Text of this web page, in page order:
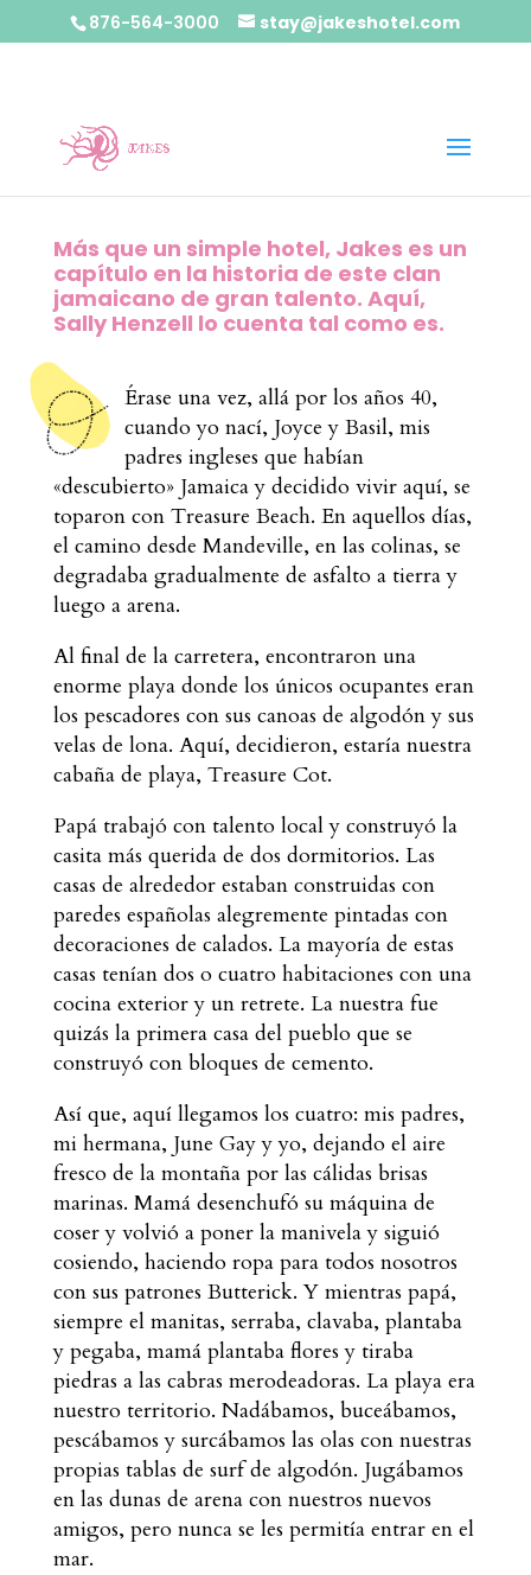
876-564-3000 stay@jakeshotel.com
Más que un simple hotel, Jakes es un
capítulo en la historia de este clan
jamaicano de gran talento. Aquí,
Sally Henzell lo cuenta tal como es.
Érase una vez, allá por los años 40,
cuando yo nací, Joyce y Basil, mis
padres ingleses que habían
«descubierto» Jamaica y decidido vivir aquí, se
toparon con Treasure Beach. En aquellos días,
el camino desde Mandeville, en las colinas, se
degradaba gradualmente de asfalto a tierra y
luego a arena.
Al final de la carretera, encontraron una
enorme playa donde los únicos ocupantes eran
los pescadores con sus canoas de algodón y sus
velas de lona. Aquí, decidieron, estaría nuestra
cabaña de playa, Treasure Cot.
Papá trabajó con talento local y construyó la
casita más querida de dos dormitorios. Las
casas de alrededor estaban construidas con
paredes españolas alegremente pintadas con
decoraciones de calados. La mayoría de estas
casas tenían dos o cuatro habitaciones con una
cocina exterior y un retrete. La nuestra fue
quizás la primera casa del pueblo que se
construyó con bloques de cemento.
Así que, aquí llegamos los cuatro: mis padres,
mi hermana, June Gay y yo, dejando el aire
fresco de la montaña por las cálidas brisas
marinas. Mamá desenchufó su máquina de
coser y volvió a poner la manivela y siguió
cosiendo, haciendo ropa para todos nosotros
con sus patrones Butterick. Y mientras papá,
siempre el manitas, serraba, clavaba, plantaba
y pegaba, mamá plantaba flores y tiraba
piedras a las cabras merodeadoras. La playa era
nuestro territorio. Nadábamos, buceábamos,
pescábamos y surcábamos las olas con nuestras
propias tablas de surf de algodón. Jugábamos
en las dunas de arena con nuestros nuevos
amigos, pero nunca se les permitía entrar en el
mar.